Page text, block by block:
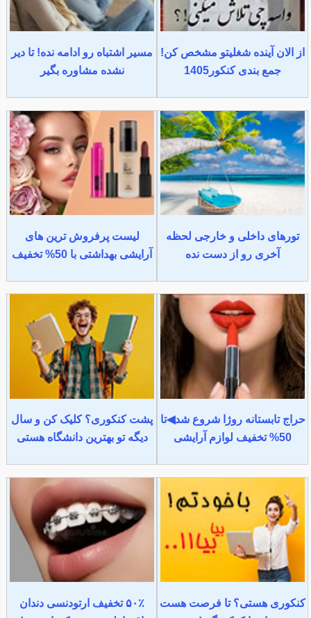
از الان آینده شغلیتو مشخص کن!
جمع بندی کنکور1405
مسیر اشتباه رو ادامه نده! تا دیر
نشده مشاوره بگیر
تورهای داخلی و خارجی لحظه
آخری رو از دست نده
لیست پرفروش ترین های
آرایشی بهداشتی با 50% تخفیف
حراج تابستانه روژا شروع شد◀تا
50% تخفیف لوازم آرایشی
پشت کنکوری؟ کلیک کن و سال
دیگه تو بهترین دانشگاه هستی
کنکوری هستی؟ تا فرصت هست
۵۰٪ تخفیف ارتودنسی دندان